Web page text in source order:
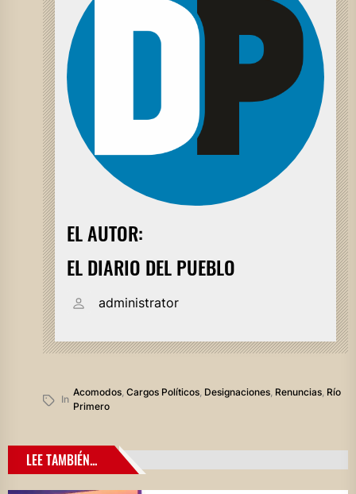
EL AUTOR:
EL DIARIO DEL PUEBLO
administrator
In
Acomodos, Cargos Políticos, Designaciones, Renuncias, Río
Primero
LEE TAMBIÉN...